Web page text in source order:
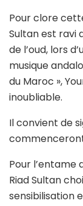
Pour clore
Sultan est ravi
de l’oud, lors
musique
du Maroc »,
inoubliable.
Il convient de
commenceront
Pour l’entame
Riad Sultan
sensibilisation